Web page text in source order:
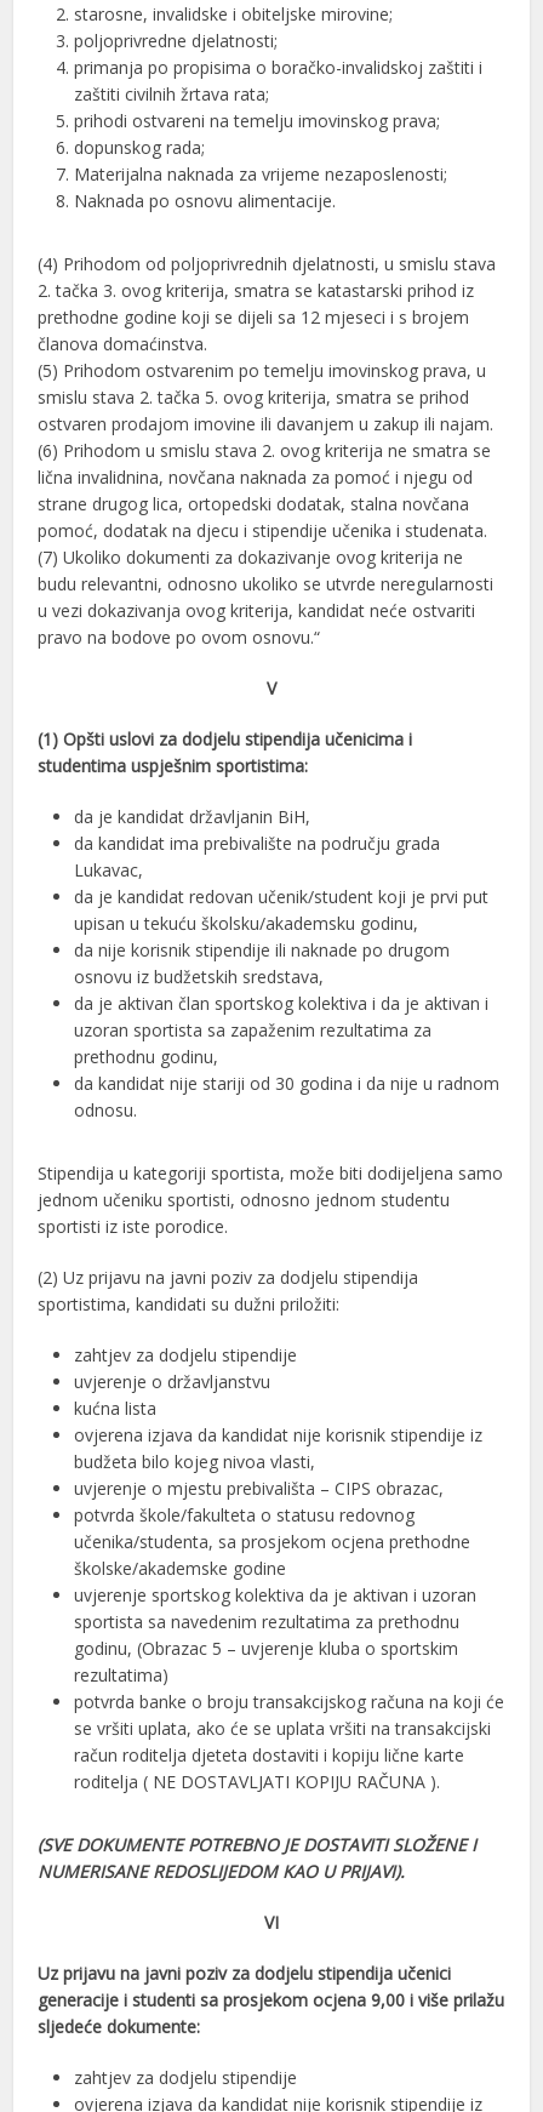
starosne, invalidske i obiteljske mirovine;
poljoprivredne djelatnosti;
primanja po propisima o boračko-invalidskoj zaštiti i
zaštiti civilnih žrtava rata;
prihodi ostvareni na temelju imovinskog prava;
dopunskog rada;
Materijalna naknada za vrijeme nezaposlenosti;
Naknada po osnovu alimentacije.
(4) Prihodom od poljoprivrednih djelatnosti, u smislu stava
2. tačka 3. ovog kriterija, smatra se katastarski prihod iz
prethodne godine koji se dijeli sa 12 mjeseci i s brojem
članova domaćinstva.
(5) Prihodom ostvarenim po temelju imovinskog prava, u
smislu stava 2. tačka 5. ovog kriterija, smatra se prihod
ostvaren prodajom imovine ili davanjem u zakup ili najam.
(6) Prihodom u smislu stava 2. ovog kriterija ne smatra se
lična invalidnina, novčana naknada za pomoć i njegu od
strane drugog lica, ortopedski dodatak, stalna novčana
pomoć, dodatak na djecu i stipendije učenika i studenata.
(7) Ukoliko dokumenti za dokazivanje ovog kriterija ne
budu relevantni, odnosno ukoliko se utvrde neregularnosti
u vezi dokazivanja ovog kriterija, kandidat neće ostvariti
pravo na bodove po ovom osnovu.“
V
(1) Opšti uslovi za dodjelu stipendija učenicima i
studentima uspješnim sportistima:
da je kandidat državljanin BiH,
da kandidat ima prebivalište na području grada
Lukavac,
da je kandidat redovan učenik/student koji je prvi put
upisan u tekuću školsku/akademsku godinu,
da nije korisnik stipendije ili naknade po drugom
osnovu iz budžetskih sredstava,
da je aktivan član sportskog kolektiva i da je aktivan i
uzoran sportista sa zapaženim rezultatima za
prethodnu godinu,
da kandidat nije stariji od 30 godina i da nije u radnom
odnosu.
Stipendija u kategoriji sportista, može biti dodijeljena samo
jednom učeniku sportisti, odnosno jednom studentu
sportisti iz iste porodice.
(2) Uz prijavu na javni poziv za dodjelu stipendija
sportistima, kandidati su dužni priložiti:
zahtjev za dodjelu stipendije
uvjerenje o državljanstvu
kućna lista
ovjerena izjava da kandidat nije korisnik stipendije iz
budžeta bilo kojeg nivoa vlasti,
uvjerenje o mjestu prebivališta – CIPS obrazac,
potvrda škole/fakulteta o statusu redovnog
učenika/studenta, sa prosjekom ocjena prethodne
školske/akademske godine
uvjerenje sportskog kolektiva da je aktivan i uzoran
sportista sa navedenim rezultatima za prethodnu
godinu, (Obrazac 5 – uvjerenje kluba o sportskim
rezultatima)
potvrda banke o broju transakcijskog računa na koji će
se vršiti uplata, ako će se uplata vršiti na transakcijski
račun roditelja djeteta dostaviti i kopiju lične karte
roditelja ( NE DOSTAVLJATI KOPIJU RAČUNA ).
(SVE DOKUMENTE POTREBNO JE DOSTAVITI SLOŽENE I
NUMERISANE REDOSLIJEDOM KAO U PRIJAVI).
VI
Uz prijavu na javni poziv za dodjelu stipendija učenici
generacije i studenti sa prosjekom ocjena 9,00 i više prilažu
sljedeće dokumente:
zahtjev za dodjelu stipendije
ovjerena izjava da kandidat nije korisnik stipendije iz